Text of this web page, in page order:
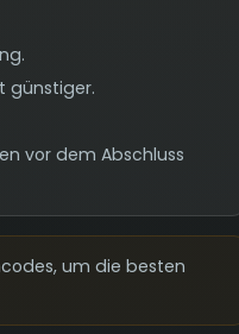
günstiger.
vor dem Abschluss
um die besten